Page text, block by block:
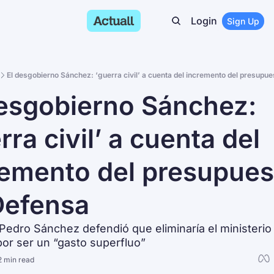
Login Sign Up
El desgobierno Sánchez: ‘guerra civil’ a cuenta del incremento del
Sánchez:
civil’ a cuenta del
del
Sánchez defendió que eliminaría el ministerio
ser un “gasto superfluo”
min read